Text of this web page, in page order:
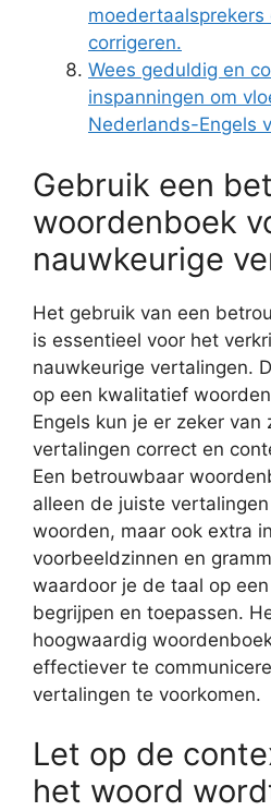
corrigeren.
Wees geduldig en
inspanningen om
Nederlands-Engels
Gebruik een
woordenboek
nauwkeurige
Het gebruik van een
is essentieel voor het
nauwkeurige vertalingen.
op een kwalitatief
Engels kun je er zeker van
vertalingen correct en
Een betrouwbaar
alleen de juiste
woorden, maar ook extra
voorbeeldzinnen en
waardoor je de taal op
begrijpen en toepassen.
hoogwaardig
effectiever te
vertalingen te voorkomen.
Let op de
het woord